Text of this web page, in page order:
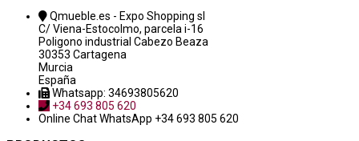
Qmueble.es - Expo Shopping sl
C/ Viena-Estocolmo, parcela i-16
Poligono industrial Cabezo Beaza
30353 Cartagena
Murcia
España
Whatsapp: 34693805620
+34 693 805 620
Online ChatWhatsApp +34 693 805 620